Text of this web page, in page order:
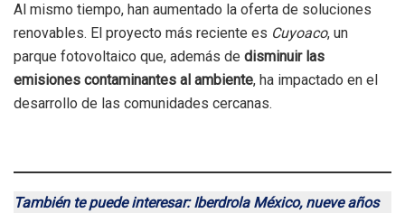
Al mismo tiempo, han aumentado la oferta de soluciones
renovables. El proyecto más reciente es Cuyoaco, un
parque fotovoltaico que, además de disminuir las
emisiones contaminantes al ambiente, ha impactado en el
desarrollo de las comunidades cercanas.
También te puede interesar: Iberdrola México, nueve años